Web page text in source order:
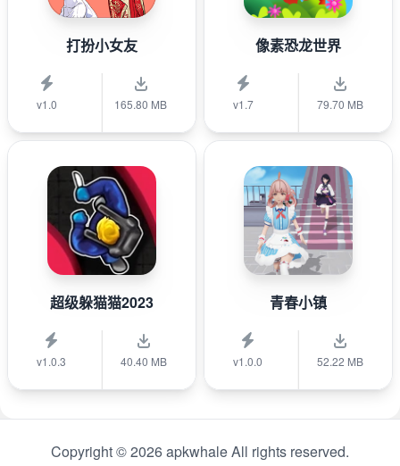
打扮小女友
v1.0 165.80 MB
像素恐龙世界
v1.7 79.70 MB
超级躲猫猫2023
v1.0.3 40.40 MB
青春小镇
v1.0.0 52.22 MB
Copyright © 2026 apkwhale All rights reserved.